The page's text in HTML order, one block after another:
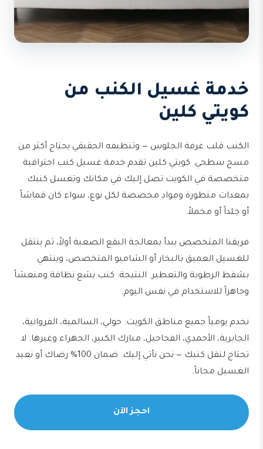
خدمة غسيل الكنب من
كويتي كلين
الكنب قلب غرفة الجلوس — وتنظيفه الحقيقي يحتاج أكثر من
مسح سطحي. كويتي كلين تقدم خدمة غسيل كنب احترافية
متخصصة في الكويت تصل إليك في مكانك وتغسل كنبك
بمعدات متطورة ومواد مخصصة لكل نوع، سواء كان قماشاً
أو جلداً أو مخملاً.
فريقنا المتخصص يبدأ بمعالجة البقع الصعبة أولاً، ثم ينتقل
للغسيل العميق بالبخار أو الشامبو المتخصص، وينتهي
بشفط الرطوبة والتعطير. النتيجة: كنب يشع نظافة ومنعشاً
وجاهزاً للاستخدام في نفس اليوم.
نخدم يومياً جميع مناطق الكويت: حولي، السالمية، الفروانية،
الجابرية، الأحمدي، الفحاحيل، مبارك الكبير، الجهراء وغيرها. لا
تحتاج لنقل كنبك — نحن نأتي إليك. ضمان 100% رضاك أو نعيد
الغسيل مجاناً.
احجز الآن